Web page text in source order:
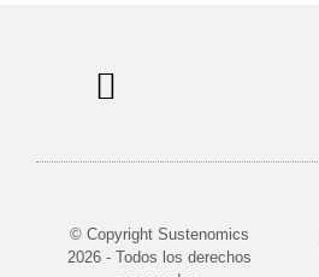
© Copyright Sustenomics
2026 - Todos los derechos